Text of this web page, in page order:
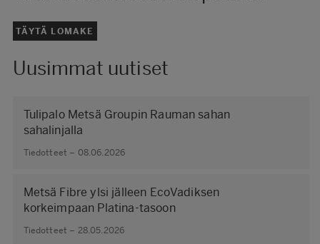
TÄYTÄ LOMAKE
Uusimmat uutiset
Tulipalo Metsä Groupin Rauman sahan
sahalinjalla
Tiedotteet – 08.06.2026
Metsä Fibre ylsi jälleen EcoVadiksen
korkeimpaan Platina-tasoon
Tiedotteet – 28.05.2026